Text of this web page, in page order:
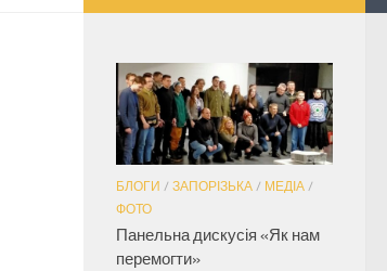
БЛОГИ / ЗАПОРІЗЬКА / МЕДІА /
ФОТО
Панельна дискусія «Як нам
перемогти»